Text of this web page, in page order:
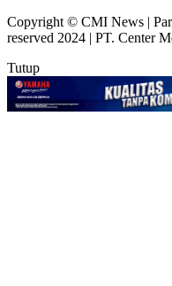
Copyright © CMI News |
reserved 2024 | PT. Center
Tutup